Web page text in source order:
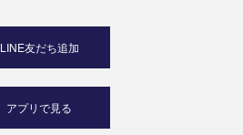
LINE友だち追加
アプリで見る